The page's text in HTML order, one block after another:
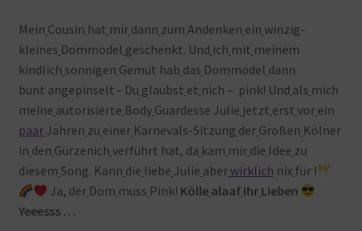
Mein Cousin hat mir dann zum Andenken ein winzig-
kleines Dommodel geschenkt. Und ich mit meinem
kindlich sonnigen Gemüt hab das Dommodel dann
bunt angepinselt - Du glaubst et nich – pink! Und als mich
meine autorisierte Body Guardesse Julie jetzt erst vor ein
paar Jahren zu einer Karnevals-Sitzung der Großen Kölner
in den Gürzenich verführt hat, da kam mir die Idee zu
diesem Song. Kann die liebe Julie aberwirklich nix für !
Ja, der Dom muss Pink! Kölle alaaf Ihr Lieben
Yeeesss …